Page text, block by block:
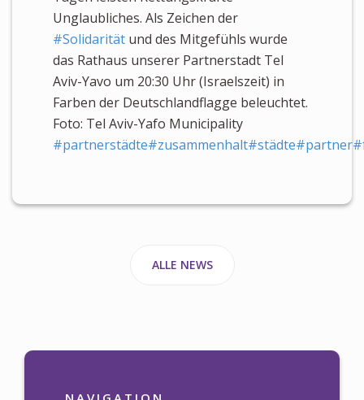
Unglaubliches. Als Zeichen der
#Solidarität und des Mitgefühls wurde
das Rathaus unserer Partnerstadt Tel
Aviv-Yavo um 20:30 Uhr (Israelszeit) in
Farben der Deutschlandflagge beleuchtet.
Foto: Tel Aviv-Yafo Municipality
#partnerstädte#zusammenhalt#städte#partner
ALLE NEWS